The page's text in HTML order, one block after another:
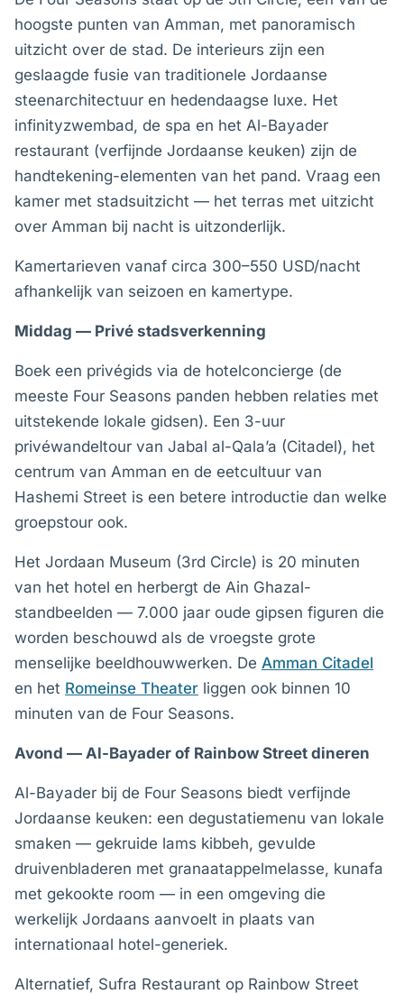
hoogste punten van Amman, met panoramisch
uitzicht over de stad. De interieurs zijn een
geslaagde fusie van traditionele Jordaanse
steenarchitectuur en hedendaagse luxe. Het
infinityzwembad, de spa en het Al-Bayader
restaurant (verfijnde Jordaanse keuken) zijn de
handtekening-elementen van het pand. Vraag een
kamer met stadsuitzicht — het terras met uitzicht
over Amman bij nacht is uitzonderlijk.
Kamertarieven vanaf circa 300–550 USD/nacht
afhankelijk van seizoen en kamertype.
Middag — Privé stadsverkenning
Boek een privégids via de hotelconcierge (de
meeste Four Seasons panden hebben relaties met
uitstekende lokale gidsen). Een 3-uur
privéwandeltour van Jabal al-Qala’a (Citadel), het
centrum van Amman en de eetcultuur van
Hashemi Street is een betere introductie dan welke
groepstour ook.
Het Jordaan Museum (3rd Circle) is 20 minuten
van het hotel en herbergt de Ain Ghazal-
standbeelden — 7.000 jaar oude gipsen figuren die
worden beschouwd als de vroegste grote
menselijke beeldhouwwerken. De Amman Citadel
en het Romeinse Theater liggen ook binnen 10
minuten van de Four Seasons.
Avond — Al-Bayader of Rainbow Street dineren
Al-Bayader bij de Four Seasons biedt verfijnde
Jordaanse keuken: een degustatiemenu van lokale
smaken — gekruide lams kibbeh, gevulde
druivenbladeren met granaatappelmelasse, kunafa
met gekookte room — in een omgeving die
werkelijk Jordaans aanvoelt in plaats van
internationaal hotel-generiek.
Alternatief, Sufra Restaurant op Rainbow Street